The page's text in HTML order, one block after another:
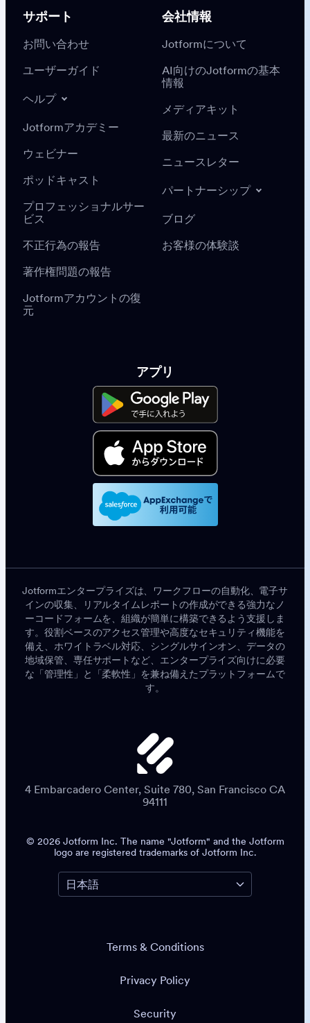
サポート
お問い合わせ
ユーザーガイド
ヘルプ
Jotformアカデミー
ウェビナー
ポッドキャスト
プロフェッショナルサー
ビス
不正行為の報告
著作権問題の報告
Jotformアカウントの復
元
会社情報
Jotformについて
AI向けのJotformの基本
情報
メディアキット
最新のニュース
ニュースレター
パートナーシップ
ブログ
お客様の体験談
アプリ
Jotformエンタープライズは、ワークフローの自動化、電子サ
インの収集、リアルタイムレポートの作成ができる強力なノ
ーコードフォームを、組織が簡単に構築できるよう支援しま
す。役割ベースのアクセス管理や高度なセキュリティ機能を
備え、ホワイトラベル対応、シングルサインオン、データの
地域保管、専任サポートなど、エンタープライズ向けに必要
な「管理性」と「柔軟性」を兼ね備えたプラットフォームで
す。
4 Embarcadero Center, Suite 780, San Francisco CA
94111
© 2026 Jotform Inc. The name "Jotform" and the Jotform
logo are registered trademarks of Jotform Inc.
Terms & Conditions
Privacy Policy
Security